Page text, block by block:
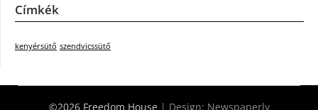
Címkék
kenyérsütő szendvicssütő
©2026 Freedom House | Design: Newspaperly